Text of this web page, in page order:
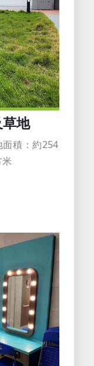
地
面積：約254